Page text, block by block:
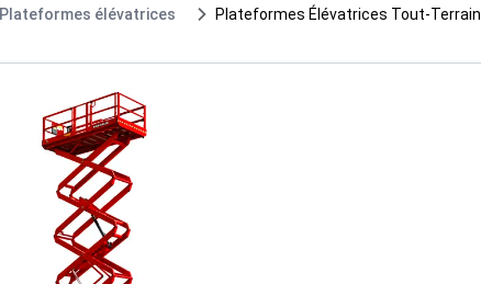
Plateformes élévatrices Plateformes Élévatrices Tout-Terrain